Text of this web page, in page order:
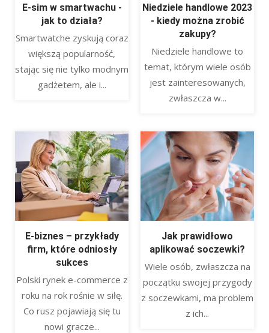
E-sim w smartwachu -
jak to działa?
Smartwatche zyskują coraz
większą popularność,
stając się nie tylko modnym
gadżetem, ale i...
Niedziele handlowe 2023
- kiedy można zrobić
zakupy?
Niedziele handlowe to
temat, którym wiele osób
jest zainteresowanych,
zwłaszcza w...
E-biznes – przykłady
firm, które odniosły
sukces
Polski rynek e-commerce z
roku na rok rośnie w siłę.
Co rusz pojawiają się tu
nowi gracze...
Jak prawidłowo
aplikować soczewki?
Wiele osób, zwłaszcza na
początku swojej przygody
z soczewkami, ma problem
z ich...